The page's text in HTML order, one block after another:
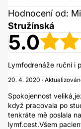
Hodnocení od:
Stružínská
5.0
Lymfodrenáže ruční i
20. 4. 2020 ·
Spokojennost
když pracovala po
tenkráte mě poslala
lymf.cest.Všem